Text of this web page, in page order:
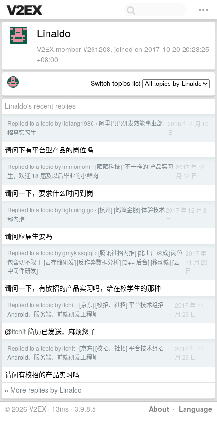
Linaldo
V2EX member #261208, joined on 2017-10-20 20:23:25
+08:00
Switch topics list
Linaldo's recent replies
Replied to a topic by liqiang1986 › 阿里巴巴研发效能事业部
招募实习生
2018 年 4 月 10
日
请问下有平台型产品的岗位吗
Replied to a topic by immomohr › [陌陌科技] “不一样的”产品实习
生，欢迎 18 届及以后毕业的小鲜肉
2017 年 12
月 12 日
请问一下，要求什么时间到岗
Replied to a topic by lightningtgc › [杭州] [蚂蚁金服] 体验技术
部内推
2017 年 12 月 8
日
请问应届生要吗
Replied to a topic by gmykissqiqi › [腾讯社招内推] [北上广深成] 岗位
包含切不限于 [云存储研发] [反作弊数据分析] [C++ 后台] [移动端] [云
中间件研发]
2017 年
11 月 29
日
请问一下，有散招的产品实习吗，给在校学生的那种
Replied to a topic by ltchit › [京东] [校招、社招] 平台技术组招
Android、服务端、前端研发工程师
2017 年 11
月 29 日
@ltchit 简历已发送，麻烦您了
Replied to a topic by ltchit › [京东] [校招、社招] 平台技术组招
Android、服务端、前端研发工程师
2017 年 11
月 29 日
请问有校招的产品实习吗
» More replies by Linaldo
About · Language
© 2026 V2EX · 13ms · 3.9.8.5